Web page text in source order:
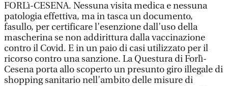
FORLì-CESENA. Nessuna visita medica e nessuna
patologia effettiva, ma in tasca un documento,
fasullo, per certificare l’esenzione dall’uso della
mascherina se non addirittura dalla vaccinazione
contro il Covid. E in un paio di casi utilizzato per il
ricorso contro una sanzione. La Questura di Forlì-
Cesena porta allo scoperto un presunto giro illegale di
shopping sanitario nell’ambito delle misure di